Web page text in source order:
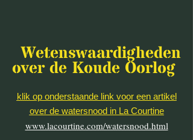
Wetenswaardigheden
over de Koude Oorlog
klik op onderstaande link voor een artikel
over de watersnood in La Courtine
www.lacourtine.com/watersnood.html